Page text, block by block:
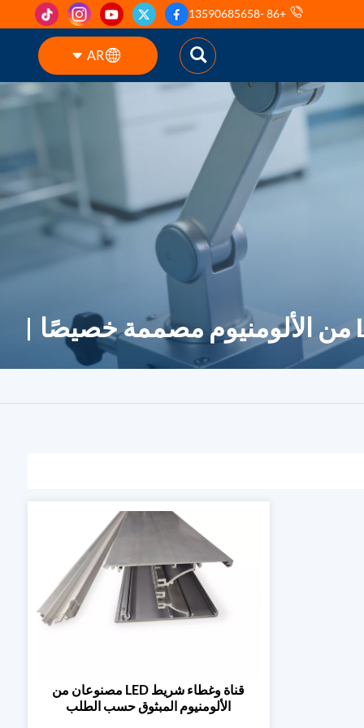
+86 -13590685658
AR
AR
DE
قناة وغطاء شريط LED مصنوعان من
الألومنيوم المبثوق حسب الطلب